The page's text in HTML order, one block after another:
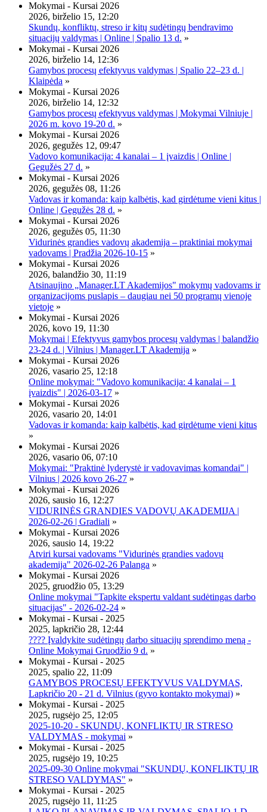
Mokymai - Kursai 2026
2026, birželio 15, 12:20
Skundų, konfliktų, streso ir kitų sudėtingų bendravimo
situacijų valdymas | Online | Spalio 13 d. »
Mokymai - Kursai 2026
2026, birželio 14, 12:36
Gamybos procesų efektyvus valdymas | Spalio 22–23 d. |
Klaipėda »
Mokymai - Kursai 2026
2026, birželio 14, 12:32
Gamybos procesų efektyvus valdymas | Mokymai Vilniuje |
2026 m. kovo 19-20 d. »
Mokymai - Kursai 2026
2026, gegužės 12, 09:47
Vadovo komunikacija: 4 kanalai – 1 įvaizdis | Online |
Gegužės 27 d. »
Mokymai - Kursai 2026
2026, gegužės 08, 11:26
Vadovas ir komanda: kaip kalbėtis, kad girdėtume vieni kitus |
Online | Gegužės 28 d. »
Mokymai - Kursai 2026
2026, gegužės 05, 11:30
Vidurinės grandies vadovų akademija – praktiniai mokymai
vadovams | Pradžia 2026-10-15 »
Mokymai - Kursai 2026
2026, balandžio 30, 11:19
Atsinaujino „Manager.LT Akademijos" mokymų vadovams ir
organizacijoms puslapis – daugiau nei 50 programų vienoje
vietoje »
Mokymai - Kursai 2026
2026, kovo 19, 11:30
Mokymai | Efektyvus gamybos procesų valdymas | balandžio
23-24 d. | Vilnius | Manager.LT Akademija »
Mokymai - Kursai 2026
2026, vasario 25, 12:18
Online mokymai: "Vadovo komunikacija: 4 kanalai – 1
įvaizdis" | 2026-03-17 »
Mokymai - Kursai 2026
2026, vasario 20, 14:01
Vadovas ir komanda: kaip kalbėtis, kad girdėtume vieni kitus
»
Mokymai - Kursai 2026
2026, vasario 06, 07:10
Mokymai: "Praktinė lyderystė ir vadovavimas komandai" |
Vilnius | 2026 kovo 26-27 »
Mokymai - Kursai 2026
2026, sausio 16, 12:27
VIDURINĖS GRANDIES VADOVŲ AKADEMIJA |
2026-02-26 | Gradiali »
Mokymai - Kursai 2026
2026, sausio 14, 19:22
Atviri kursai vadovams "Vidurinės grandies vadovų
akademija" 2026-02-26 Palanga »
Mokymai - Kursai 2026
2025, gruodžio 05, 13:29
Online mokymai "Tapkite ekspertu valdant sudėtingas darbo
situacijas" - 2026-02-24 »
Mokymai - Kursai - 2025
2025, lapkričio 28, 12:44
???? Įvaldykite sudėtingų darbo situacijų sprendimo meną -
Online Mokymai Gruodžio 9 d. »
Mokymai - Kursai - 2025
2025, spalio 22, 11:09
GAMYBOS PROCESŲ EFEKTYVUS VALDYMAS,
Lapkričio 20 - 21 d. Vilnius (gyvo kontakto mokymai) »
Mokymai - Kursai - 2025
2025, rugsėjo 25, 12:05
2025-10-20 - SKUNDŲ, KONFLIKTŲ IR STRESO
VALDYMAS - mokymai »
Mokymai - Kursai - 2025
2025, rugsėjo 19, 10:25
2025-09-30 Online mokymai "SKUNDŲ, KONFLIKTŲ IR
STRESO VALDYMAS" »
Mokymai - Kursai - 2025
2025, rugsėjo 11, 11:25